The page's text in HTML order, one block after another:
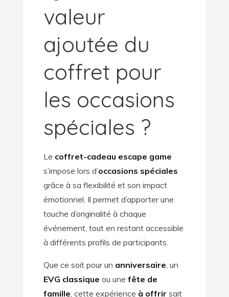
valeur
ajoutée du
coffret pour
les occasions
spéciales ?
Le coffret-cadeau escape game
s’impose lors d’occasions spéciales
grâce à sa flexibilité et son impact
émotionnel. Il permet d’apporter une
touche d’originalité à chaque
événement, tout en restant accessible
à différents profils de participants.
Que ce soit pour un anniversaire , un
EVG classique ou une fête de
famille , cette expérience à offrir sait